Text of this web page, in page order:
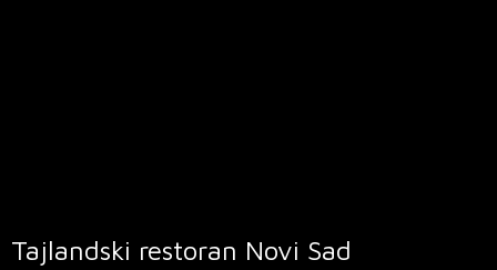
Tajlandski restoran Novi Sad